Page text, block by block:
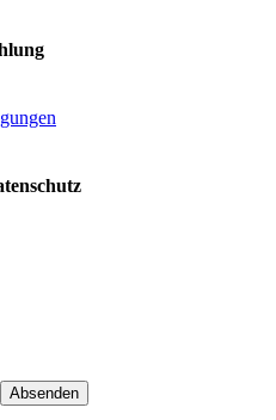
Absenden